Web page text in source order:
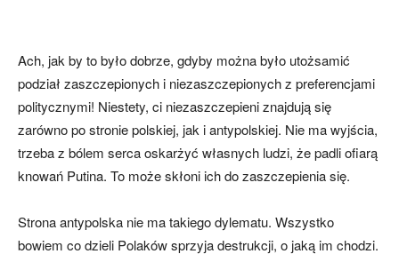
Ach, jak by to było dobrze, gdyby można było utożsamić
podział zaszczepionych i niezaszczepionych z preferencjami
politycznymi! Niestety, ci niezaszczepieni znajdują się
zarówno po stronie polskiej, jak i antypolskiej. Nie ma wyjścia,
trzeba z bólem serca oskarżyć własnych ludzi, że padli ofiarą
knowań Putina. To może skłoni ich do zaszczepienia się.
Strona antypolska nie ma takiego dylematu. Wszystko
bowiem co dzieli Polaków sprzyja destrukcji, o jaką im chodzi.